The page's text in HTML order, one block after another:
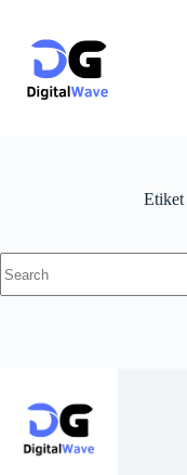
content
Etiket
results